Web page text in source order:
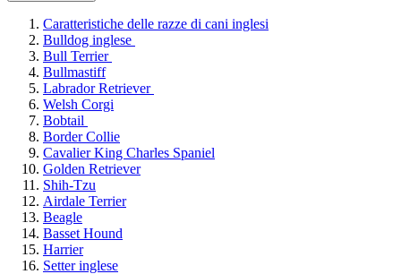
Caratteristiche delle razze di cani inglesi
Bulldog inglese
Bull Terrier
Bullmastiff
Labrador Retriever
Welsh Corgi
Bobtail
Border Collie
Cavalier King Charles Spaniel
Golden Retriever
Shih-Tzu
Airdale Terrier
Beagle
Basset Hound
Harrier
Setter inglese